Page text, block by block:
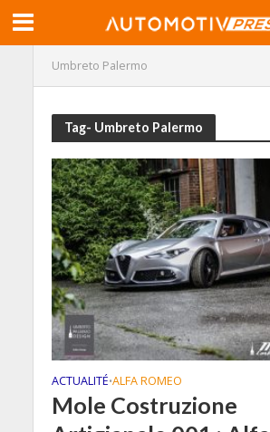
Umbreto Palermo
Tag- Umbreto Palermo
ACTUALITÉ•ALFA ROMEO
Mole Costruzione